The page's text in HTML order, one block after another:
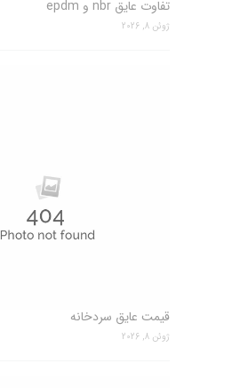
تفاوت عایق nbr و epdm
ژوئن 8, 2026
قیمت عایق سردخانه
ژوئن 8, 2026